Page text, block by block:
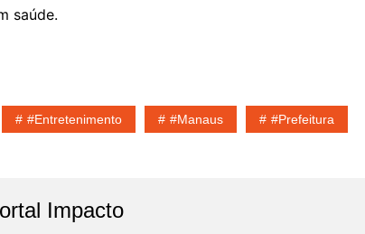
saúde.
#entretenimento #Manaus #Prefeitura
Impacto